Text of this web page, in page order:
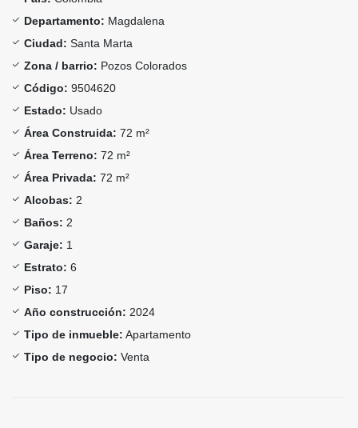
Departamento: Magdalena
Ciudad: Santa Marta
Zona / barrio: Pozos Colorados
Código: 9504620
Estado: Usado
Área Construida: 72 m²
Área Terreno: 72 m²
Área Privada: 72 m²
Alcobas: 2
Baños: 2
Garaje: 1
Estrato: 6
Piso: 17
Año construcción: 2024
Tipo de inmueble: Apartamento
Tipo de negocio: Venta